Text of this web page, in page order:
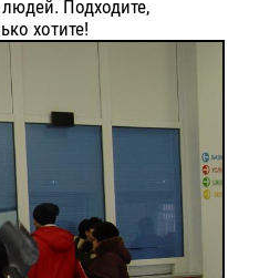
Подходите,
хотите!